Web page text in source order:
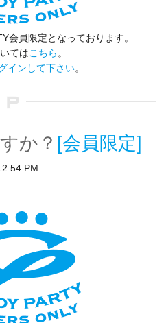
会員限定となっております。
てはこちら 。
インして下さい。
か？ [会員限定]
PM.